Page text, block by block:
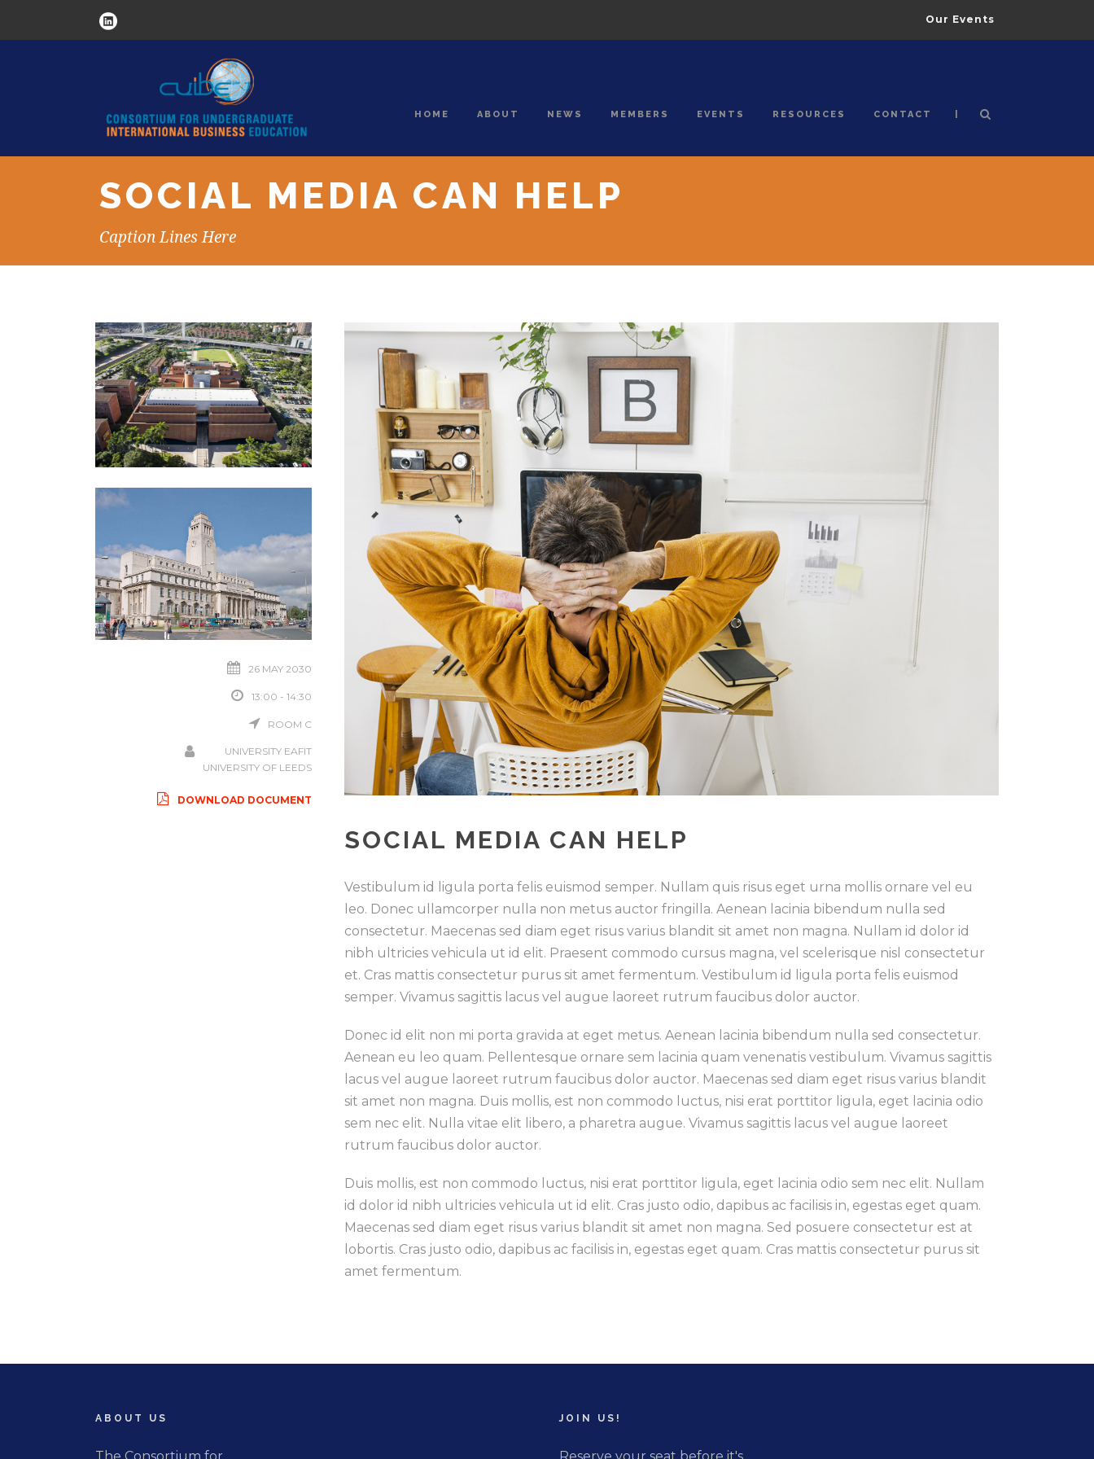
Our Events
HOME ABOUT NEWS MEMBERS EVENTS RESOURCES CONTACT |
SOCIAL MEDIA CAN HELP
Caption Lines Here
26 MAY 2030
13:00 - 14:30
ROOM C
UNIVERSITY EAFIT
UNIVERSITY OF LEEDS
DOWNLOAD DOCUMENT
SOCIAL MEDIA CAN HELP
Vestibulum id ligula porta felis euismod semper. Nullam quis risus eget urna mollis ornare vel eu
leo. Donec ullamcorper nulla non metus auctor fringilla. Aenean lacinia bibendum nulla sed
consectetur. Maecenas sed diam eget risus varius blandit sit amet non magna. Nullam id dolor id
nibh ultricies vehicula ut id elit. Praesent commodo cursus magna, vel scelerisque nisl consectetur
et. Cras mattis consectetur purus sit amet fermentum. Vestibulum id ligula porta felis euismod
semper. Vivamus sagittis lacus vel augue laoreet rutrum faucibus dolor auctor.
Donec id elit non mi porta gravida at eget metus. Aenean lacinia bibendum nulla sed consectetur.
Aenean eu leo quam. Pellentesque ornare sem lacinia quam venenatis vestibulum. Vivamus sagittis
lacus vel augue laoreet rutrum faucibus dolor auctor. Maecenas sed diam eget risus varius blandit
sit amet non magna. Duis mollis, est non commodo luctus, nisi erat porttitor ligula, eget lacinia odio
sem nec elit. Nulla vitae elit libero, a pharetra augue. Vivamus sagittis lacus vel augue laoreet
rutrum faucibus dolor auctor.
Duis mollis, est non commodo luctus, nisi erat porttitor ligula, eget lacinia odio sem nec elit. Nullam
id dolor id nibh ultricies vehicula ut id elit. Cras justo odio, dapibus ac facilisis in, egestas eget quam.
Maecenas sed diam eget risus varius blandit sit amet non magna. Sed posuere consectetur est at
lobortis. Cras justo odio, dapibus ac facilisis in, egestas eget quam. Cras mattis consectetur purus sit
amet fermentum.
ABOUT US
The Consortium for
JOIN US!
Reserve your seat before it's